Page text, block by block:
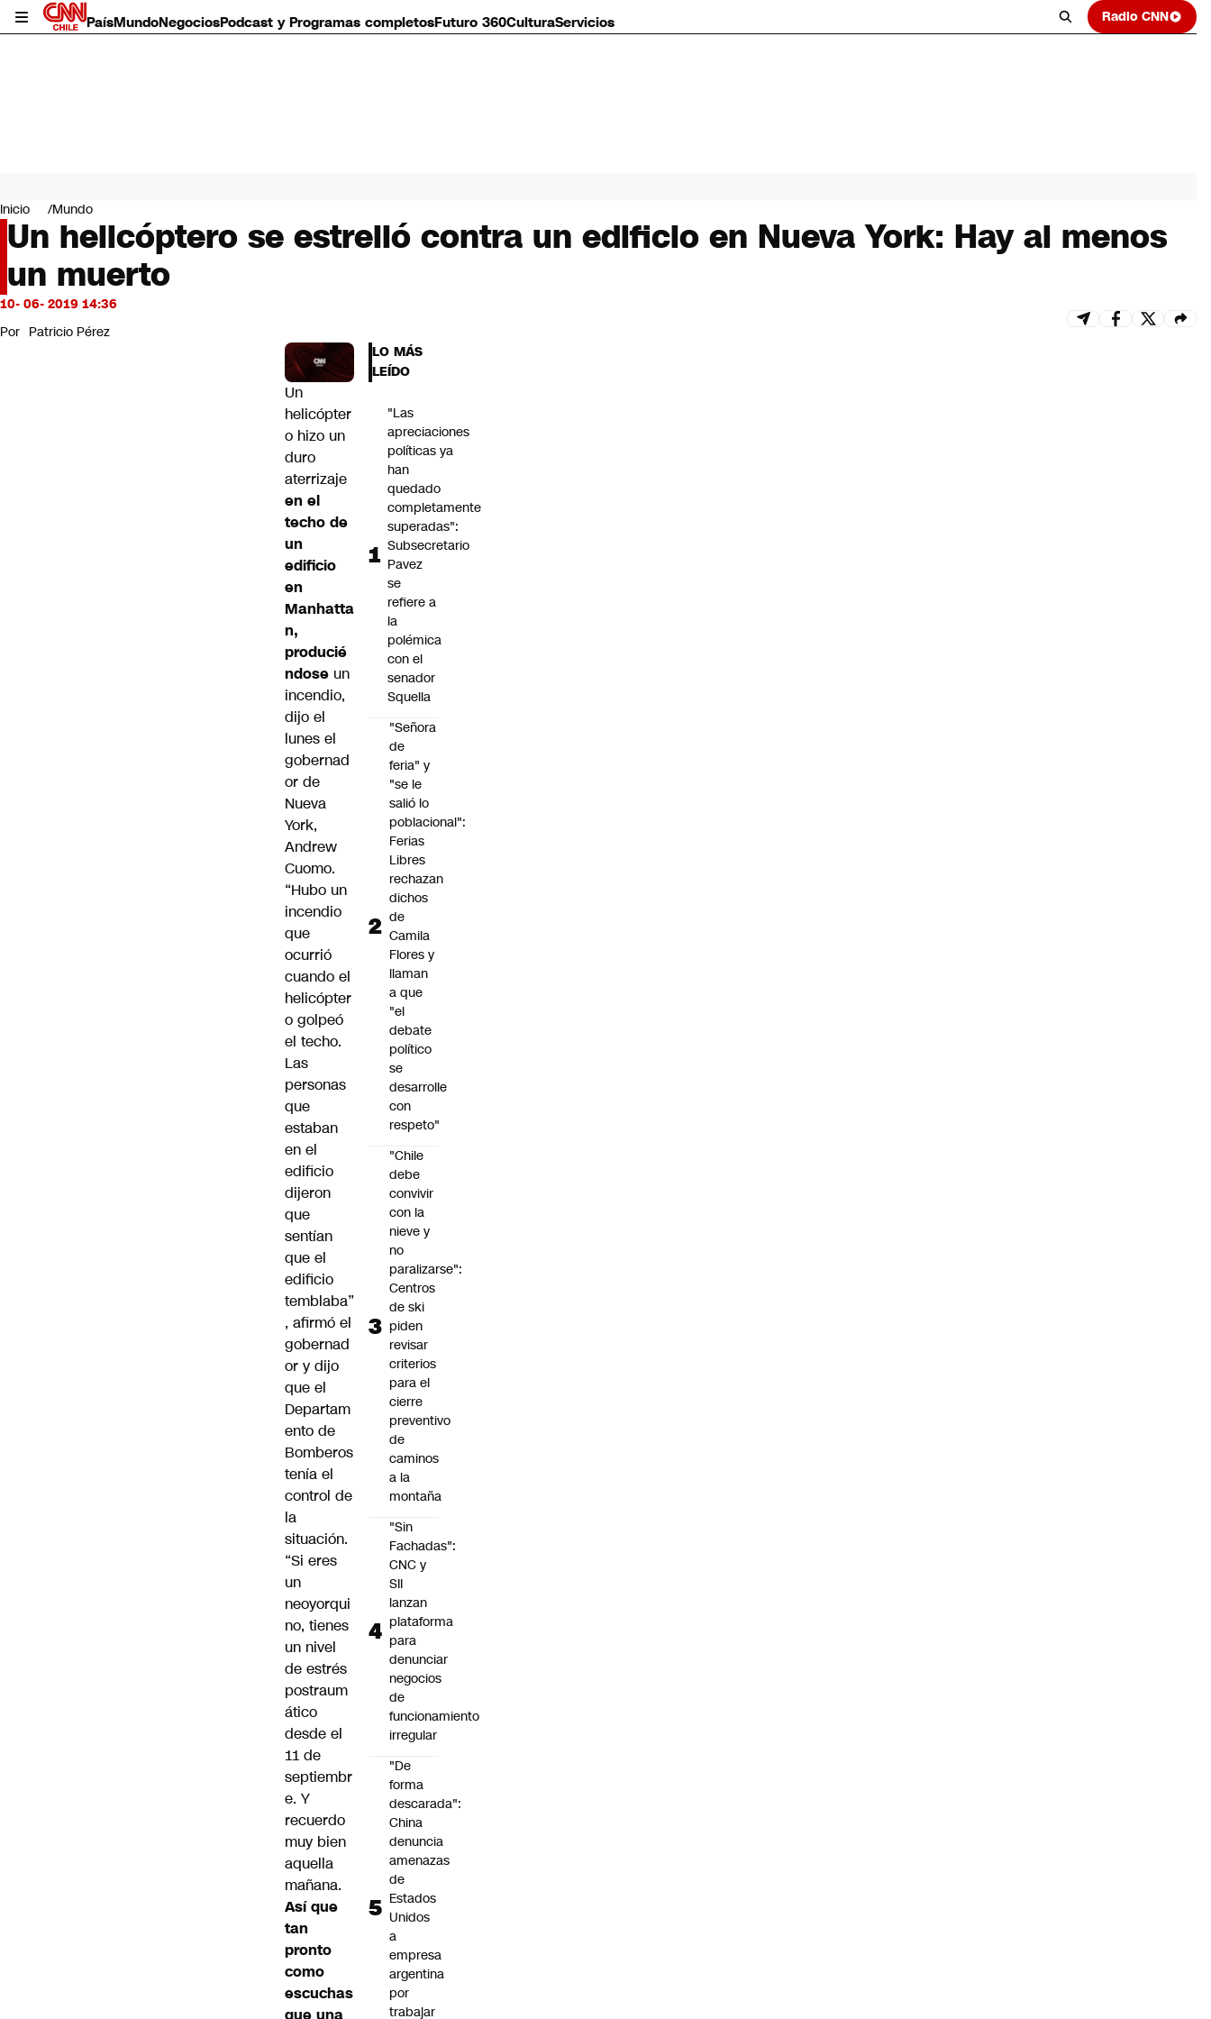
PaísMundoNegociosPodcast y Programas completosFuturo 360CulturaServicios Radio CNN
Mundo
Negocios
Deportes
Programas completos
Cultura
Servicios
Bits
CNN Data
Inicio Mundo
Un helicóptero se estrelló contra un edificio en Nueva York: Hay al menos
un muerto
10- 06- 2019 14:36
Por Patricio Pérez
Un
helicópter
o hizo un
duro
aterrizaje
en el
techo de
un
edificio
en
Manhatta
n,
producié
ndose un
incendio,
dijo el
lunes el
gobernad
or de
Nueva
York,
Andrew
Cuomo.
“Hubo un
incendio
que
ocurrió
cuando el
helicópter
o golpeó
el techo.
Las
personas
que
estaban
en el
edificio
dijeron
que
sentían
que el
edificio
temblaba”
, afirmó el
gobernad
or y dijo
que el
Departam
ento de
Bomberos
tenía el
control de
la
situación.
“Si eres
un
neoyorqui
no, tienes
un nivel
de estrés
postraum
ático
desde el
11 de
septiembr
e. Y
recuerdo
muy bien
aquella
mañana.
Así que
tan
pronto
como
escuchas
que una
LO MÁS
LEÍDO
"Las
apreciaciones
políticas ya
han
quedado
completamente
superadas":
Subsecretario
Pavez
se
refiere a
la
polémica
con el
senador
Squella
"Señora
de
feria" y
"se le
salió lo
poblacional":
Ferias
Libres
rechazan
dichos
de
Camila
Flores y
llaman
a que
"el
debate
político
se
desarrolle
con
respeto"
"Chile
debe
convivir
con la
nieve y
no
paralizarse":
Centros
de ski
piden
revisar
criterios
para el
cierre
preventivo
de
caminos
a la
montaña
"Sin
Fachadas":
CNC y
SII
lanzan
plataforma
para
denunciar
negocios
de
funcionamiento
irregular
"De
forma
descarada":
China
denuncia
amenazas
de
Estados
Unidos
a
empresa
argentina
por
trabajar